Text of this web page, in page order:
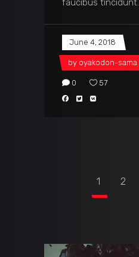
faucibus tincidunt.
June 4, 2018
by oyakodon-sama
0 57
1 2